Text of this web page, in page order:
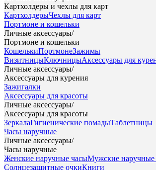
Картхолдеры и чехлы для карт
КартхолдерыЧехлы для карт
Портмоне и кошельки
Личные аксессуары/
Портмоне и кошельки
КошелькиПортмонеЗажимы
ВизитницыКлючницыАксессуары для
Личные аксессуары/
Аксессуары для курения
Зажигалки
Аксессуары для красоты
Личные аксессуары/
Аксессуары для красоты
ЗеркалаГигиенические помадыТаблетницы
Часы наручные
Личные аксессуары/
Часы наручные
Женские наручные часыМужские наручные
Солнцезащитные очкиКниги